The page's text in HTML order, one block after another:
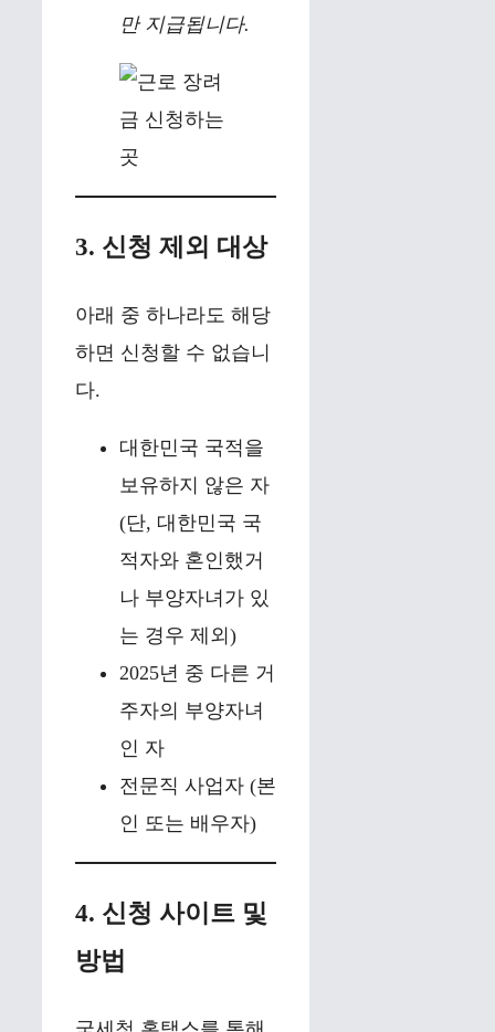
만 지급됩니다.
3. 신청 제외 대상
아래 중 하나라도 해당
하면 신청할 수 없습니
다.
대한민국 국적을
보유하지 않은 자
(단, 대한민국 국
적자와 혼인했거
나 부양자녀가 있
는 경우 제외)
2025년 중 다른 거
주자의 부양자녀
인 자
전문직 사업자 (본
인 또는 배우자)
4. 신청 사이트 및
방법